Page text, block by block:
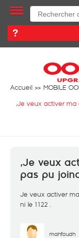
Accueil
MOBILE
,Je veux activer ma
,Je veux
pas pu
Je veux activer
ni le 1122 .
mahfoudh